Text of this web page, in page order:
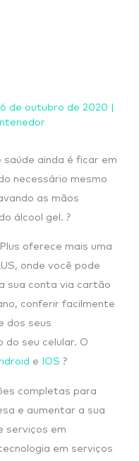
de outubro de 2020 |
ainda é ficar em
necessário mesmo
as mãos
álcool gel. ?
oferece mais uma
onde você pode
sua conta via cartão
conferir facilmente
dos seus
do seu celular. O
e IOS ?
completas para
e aumentar a sua
serviços em
em serviços